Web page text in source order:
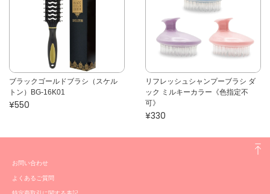
ブラックゴールドブラシ（スケル
トン）BG-16K01
¥550
リフレッシュシャンプーブラシ ダ
ック ミルキーカラー《色指定不
可》
¥330
お問い合わせ
よくあるご質問